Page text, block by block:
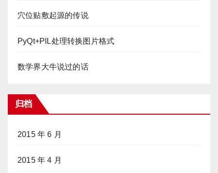
穴位贴敷起源的传说
PyQt+PIL处理转换图片格式
数学界大牛说过的话
归档
2015 年 6 月
2015 年 4 月